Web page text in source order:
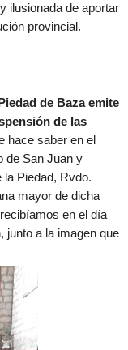
ilusionada de aportar
provincial.
de Baza emite
de las
hace saber en el
de San Juan y
la Piedad, Rvdo.
mayor de dicha
en el día
junto a la imagen que